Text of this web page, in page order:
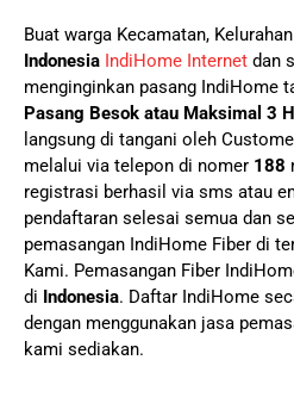
Buat warga Kecamatan,
Indonesia IndiHome Internet dan
menginginkan pasang IndiHome
Pasang Besok atau Maksimal 3
langsung di tangani oleh
melalui via telepon di nomer 188
registrasi berhasil via sms atau
pendaftaran selesai semua dan
pemasangan IndiHome Fiber di
Kami. Pemasangan Fiber
di Indonesia. Daftar IndiHome
dengan menggunakan jasa
kami sediakan.